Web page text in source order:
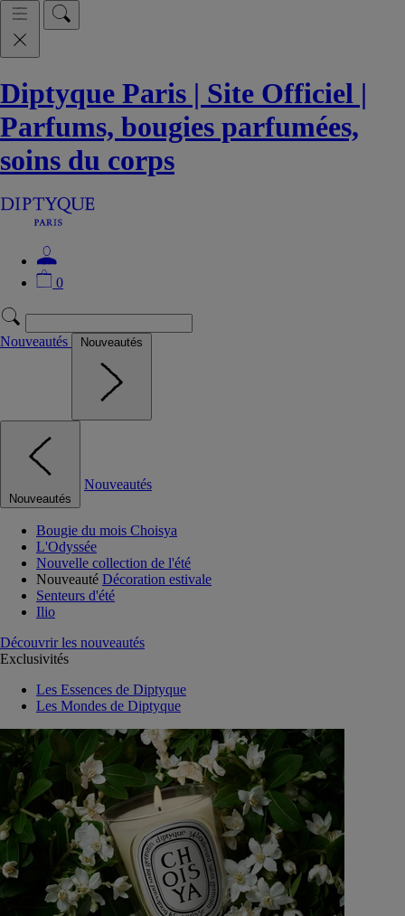
Diptyque Paris | Site Officiel |
Parfums, bougies parfumées,
soins du corps
0
Nouveautés Nouveautés
Nouveautés
Nouveautés
Bougie du mois Choisya
L'Odyssée
Nouvelle collection de l'été
Nouveauté Décoration estivale
Senteurs d'été
Ilio
Découvrir les nouveautés
Exclusivités
Les Essences de Diptyque
Les Mondes de Diptyque